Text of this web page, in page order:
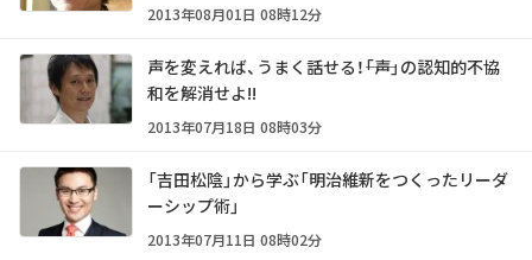
2013年08月01日 08時12分
声を変えれば、うまく話せる！――「声」の認知的不協
和を解消せよ!!
2013年07月18日 08時03分
「吉田松陰」から学ぶ「明治維新をつくったリーダ
ーシップ術」
2013年07月11日 08時02分